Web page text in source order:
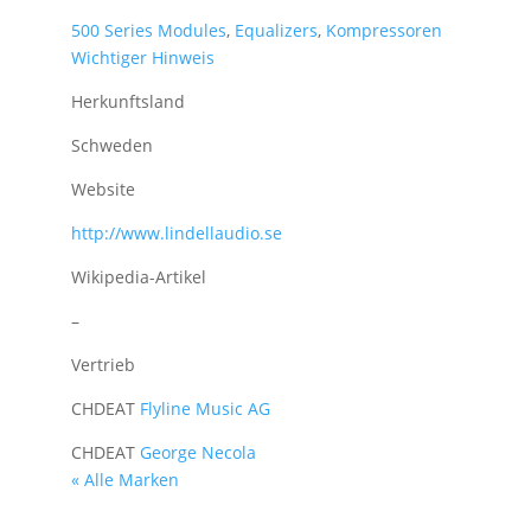
500 Series Modules, Equalizers, Kompressoren
Wichtiger Hinweis
Herkunftsland
Schweden
Website
http://www.lindellaudio.se
Wikipedia-Artikel
–
Vertrieb
CHDEAT Flyline Music AG
CHDEAT George Necola
« Alle Marken